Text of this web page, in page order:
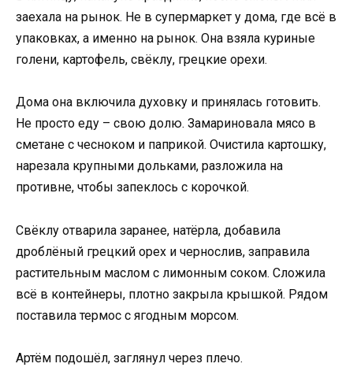
заехала на рынок. Не в супермаркет у дома, где всё в
упаковках, а именно на рынок. Она взяла куриные
голени, картофель, свёклу, грецкие орехи.
Дома она включила духовку и принялась готовить.
Не просто еду – свою долю. Замариновала мясо в
сметане с чесноком и паприкой. Очистила картошку,
нарезала крупными дольками, разложила на
противне, чтобы запеклось с корочкой.
Свёклу отварила заранее, натёрла, добавила
дроблёный грецкий орех и чернослив, заправила
растительным маслом с лимонным соком. Сложила
всё в контейнеры, плотно закрыла крышкой. Рядом
поставила термос с ягодным морсом.
Артём подошёл, заглянул через плечо.